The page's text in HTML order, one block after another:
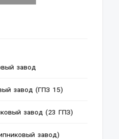
завод
завод (ГПЗ 15)
завод (23 ГПЗ)
завод)